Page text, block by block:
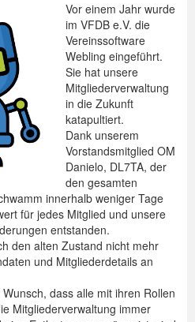
Vor einem Jahr wurde
im VFDB e.V. die
Vereinssoftware
Webling eingeführt.
Sie hat unsere
Mitgliederverwaltung
in die Zukunft
katapultiert.
Dank unserem
Vorstandsmitglied OM
Danielo, DL7TA, der
den gesamten
innerhalb weniger Tage
für jedes Mitglied und unsere
entstanden.
den alten Zustand nicht mehr
und Mitgliederdetails an
dass alle mit ihren Rollen
Mitgliederverwaltung immer